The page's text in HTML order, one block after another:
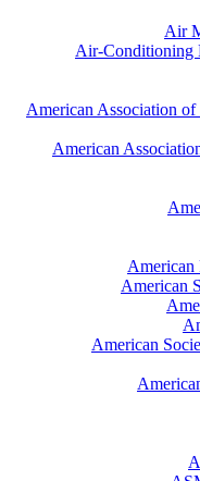
Air
Air-Conditioning
American Association
American
American
American
American